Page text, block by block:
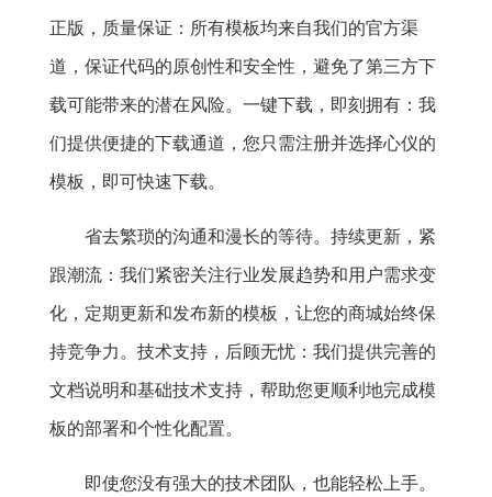
正版，质量保证：所有模板均来自我们的官方渠
道，保证代码的原创性和安全性，避免了第三方下
载可能带来的潜在风险。一键下载，即刻拥有：我
们提供便捷的下载通道，您只需注册并选择心仪的
模板，即可快速下载。
省去繁琐的沟通和漫长的等待。持续更新，紧
跟潮流：我们紧密关注行业发展趋势和用户需求变
化，定期更新和发布新的模板，让您的商城始终保
持竞争力。技术支持，后顾无忧：我们提供完善的
文档说明和基础技术支持，帮助您更顺利地完成模
板的部署和个性化配置。
即使您没有强大的技术团队，也能轻松上手。